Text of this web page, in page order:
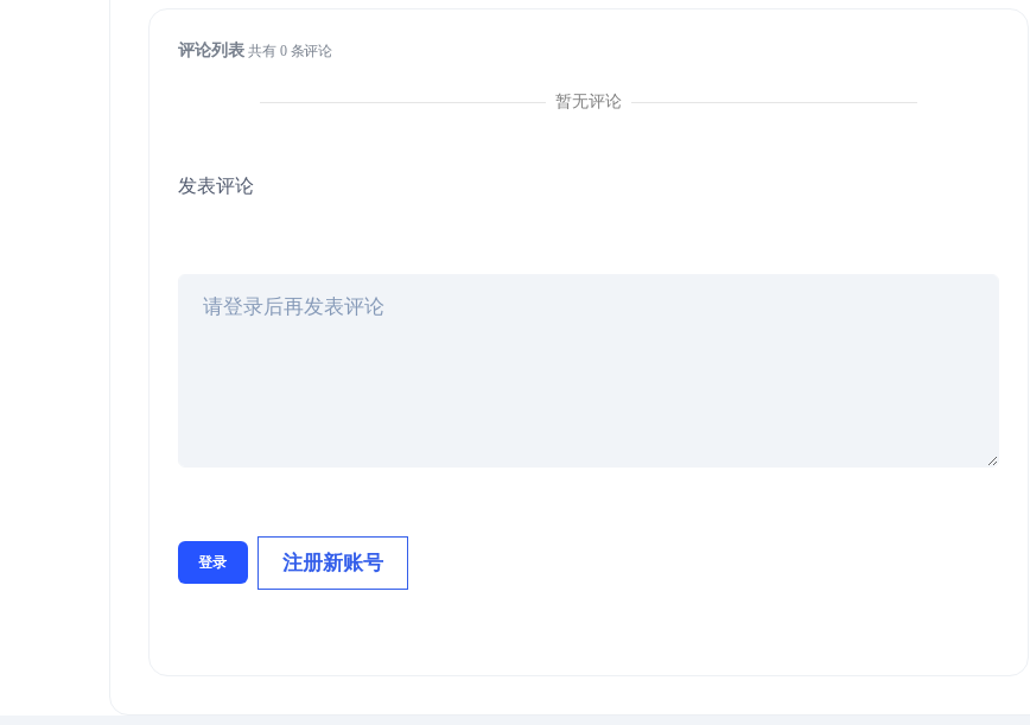
评论列表共有 0条评论
暂无评论
发表评论
登录 注册新账号